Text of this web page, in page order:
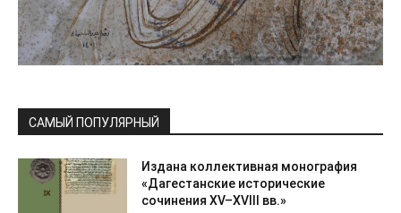
САМЫЙ ПОПУЛЯРНЫЙ
Издана коллективная монография
«Дагестанские исторические
сочинения XV–XVIII вв.»